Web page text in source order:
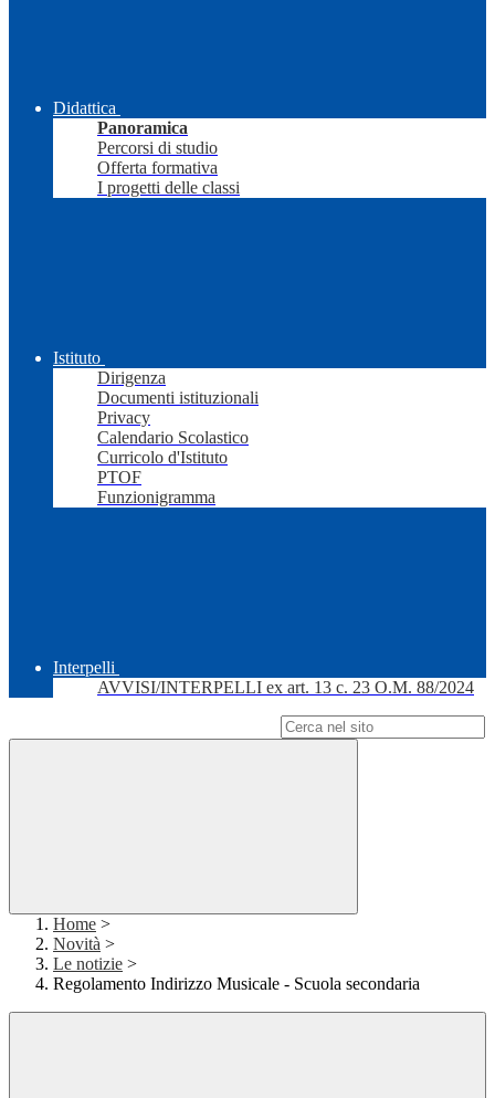
Didattica
Panoramica
Percorsi di studio
Offerta formativa
I progetti delle classi
Istituto
Dirigenza
Documenti istituzionali
Privacy
Calendario Scolastico
Curricolo d'Istituto
PTOF
Funzionigramma
Interpelli
AVVISI/INTERPELLI ex art. 13 c. 23 O.M. 88/2024
Home >
Novità >
Le notizie >
Regolamento Indirizzo Musicale - Scuola secondaria